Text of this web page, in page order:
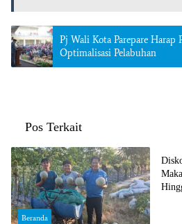
Pj Wali Kota Parepare Harap
Optimalisasi Pelabuhan
Pos Terkait
Beranda